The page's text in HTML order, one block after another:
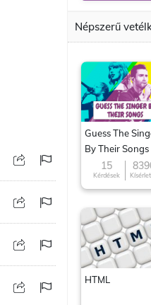
Népszerű
Guess The
By Their Songs
15
Kérdések
HTML